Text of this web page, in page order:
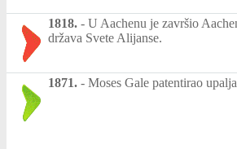
1818. - U Aachenu je završio
država Svete Alijanse.
1871. - Moses Gale patentirao